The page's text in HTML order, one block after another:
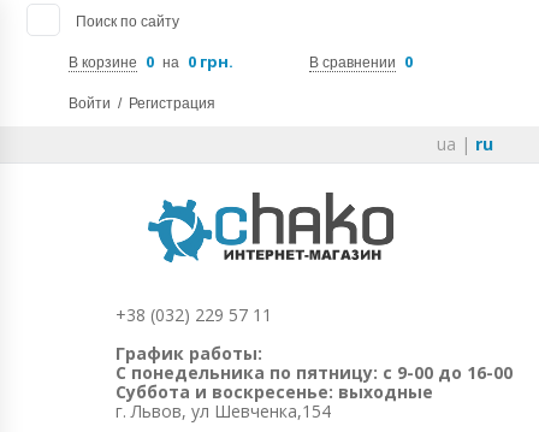
Поиск по сайту
В корзине 0 на 0 грн. В сравнении 0
Войти / Регистрация
ua | ru
+38 (032) 229 57 11
График работы:
С понедельника по пятницу: с 9-00 до 16-00
Суббота и воскресенье: выходные
г. Львов, ул Шевченка,154